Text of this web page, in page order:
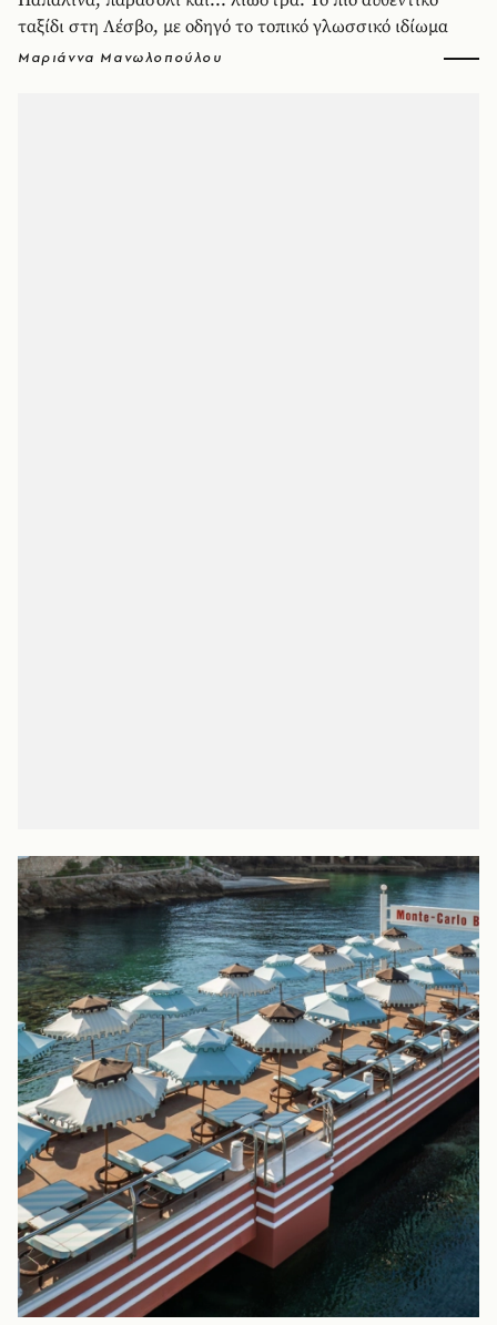
ταξίδι στη Λέσβο, με οδηγό το τοπικό γλωσσικό ιδίωμα
Μαριάννα Μανωλοπούλου